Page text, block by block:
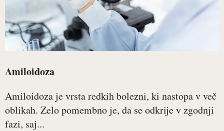
Amiloidoza
Amiloidoza je vrsta redkih bolezni, ki nastopa v več
oblikah. Zelo pomembno je, da se odkrije v zgodnji
fazi, saj...